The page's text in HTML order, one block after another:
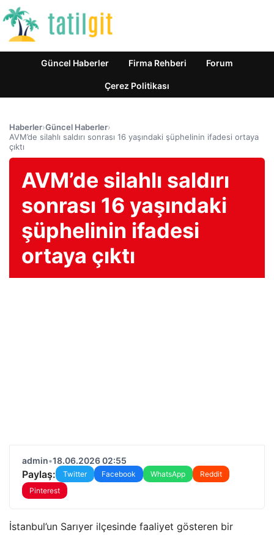
Güncel Haberler Firma Rehberi Forum
Çerez Politikası
Haberler›Güncel Haberler›
AVM’de silahlı saldırı sonrası 16 yaşındaki şüphelinin ifadesi ortaya
çıktı
AVM’de silahlı saldırı
sonrası 16 yaşındaki
şüphelinin ifadesi
ortaya çıktı
admin•18.06.2026 02:55
Paylaş: Twitter Facebook WhatsApp
Reddit
Pinterest
İstanbul’un Sarıyer ilçesinde faaliyet gösteren bir